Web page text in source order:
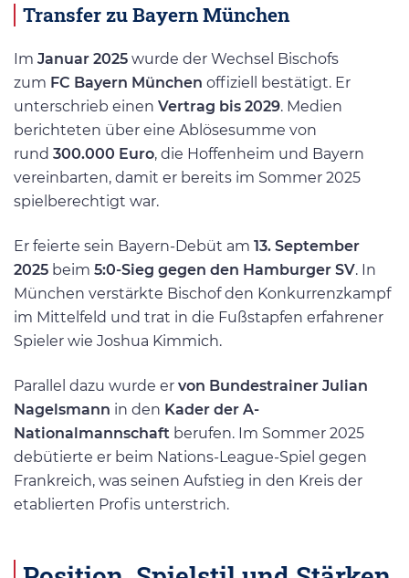
Transfer zu Bayern München
Im Januar 2025 wurde der Wechsel Bischofs
zum FC Bayern München offiziell bestätigt. Er
unterschrieb einen Vertrag bis 2029. Medien
berichteten über eine Ablösesumme von
rund 300.000 Euro, die Hoffenheim und Bayern
vereinbarten, damit er bereits im Sommer 2025
spielberechtigt war.
Er feierte sein Bayern-Debüt am 13. September
2025 beim 5:0-Sieg gegen den Hamburger SV. In
München verstärkte Bischof den Konkurrenzkampf
im Mittelfeld und trat in die Fußstapfen erfahrener
Spieler wie Joshua Kimmich.
Parallel dazu wurde er von Bundestrainer Julian
Nagelsmann in den Kader der A-
Nationalmannschaft berufen. Im Sommer 2025
debütierte er beim Nations-League-Spiel gegen
Frankreich, was seinen Aufstieg in den Kreis der
etablierten Profis unterstrich.